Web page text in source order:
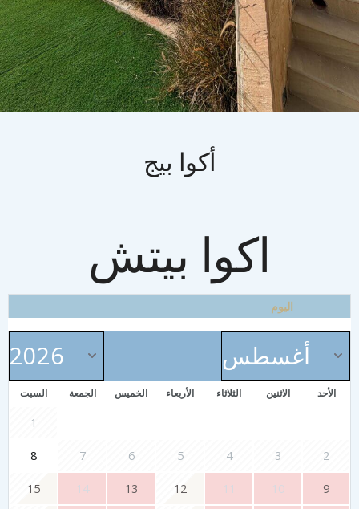
أكوا بيج
اكوا بيتش
اليوم
الأحد الاثنين الثلاثاء الأربعاء الخميس الجمعة السبت
1
2
3
4
5
6
7
8
9
10
11
12
13
14
15